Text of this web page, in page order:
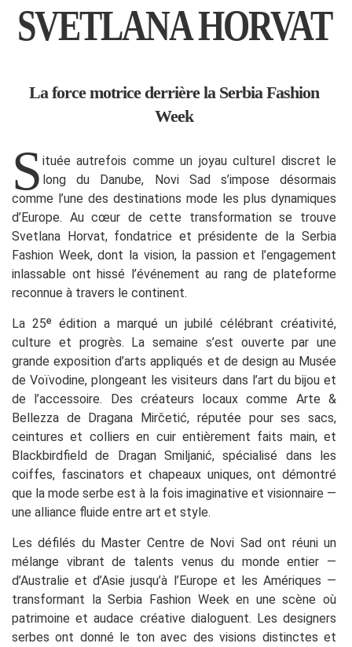
SVETLANA HORVAT
La force motrice derrière la Serbia Fashion
Week
S ituée autrefois comme un joyau culturel discret le
long du Danube, Novi Sad s’impose désormais
comme l’une des destinations mode les plus dynamiques
d’Europe. Au cœur de cette transformation se trouve
Svetlana Horvat, fondatrice et présidente de la Serbia
Fashion Week, dont la vision, la passion et l’engagement
inlassable ont hissé l’événement au rang de plateforme
reconnue à travers le continent.
La 25ᵉ édition a marqué un jubilé célébrant créativité,
culture et progrès. La semaine s’est ouverte par une
grande exposition d’arts appliqués et de design au Musée
de Voïvodine, plongeant les visiteurs dans l’art du bijou et
de l’accessoire. Des créateurs locaux comme Arte &
Bellezza de Dragana Mirčetić, réputée pour ses sacs,
ceintures et colliers en cuir entièrement faits main, et
Blackbirdfield de Dragan Smiljanić, spécialisé dans les
coiffes, fascinators et chapeaux uniques, ont démontré
que la mode serbe est à la fois imaginative et visionnaire —
une alliance fluide entre art et style.
Les défilés du Master Centre de Novi Sad ont réuni un
mélange vibrant de talents venus du monde entier —
d’Australie et d’Asie jusqu’à l’Europe et les Amériques —
transformant la Serbia Fashion Week en une scène où
patrimoine et audace créative dialoguent. Les designers
serbes ont donné le ton avec des visions distinctes et